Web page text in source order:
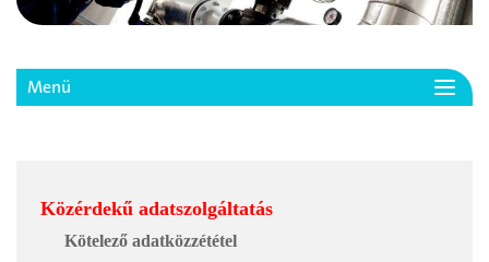
Menü
Közérdekű adatszolgáltatás
Kötelező adatközzététel